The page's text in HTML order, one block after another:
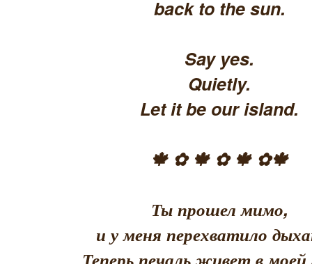
back to the sun.
Say yes.
Quietly.
Let it be our island.
🍁 ✿ 🍁 ✿ 🍁 ✿🍁
Ты прошел мимо,
и у меня перехватило